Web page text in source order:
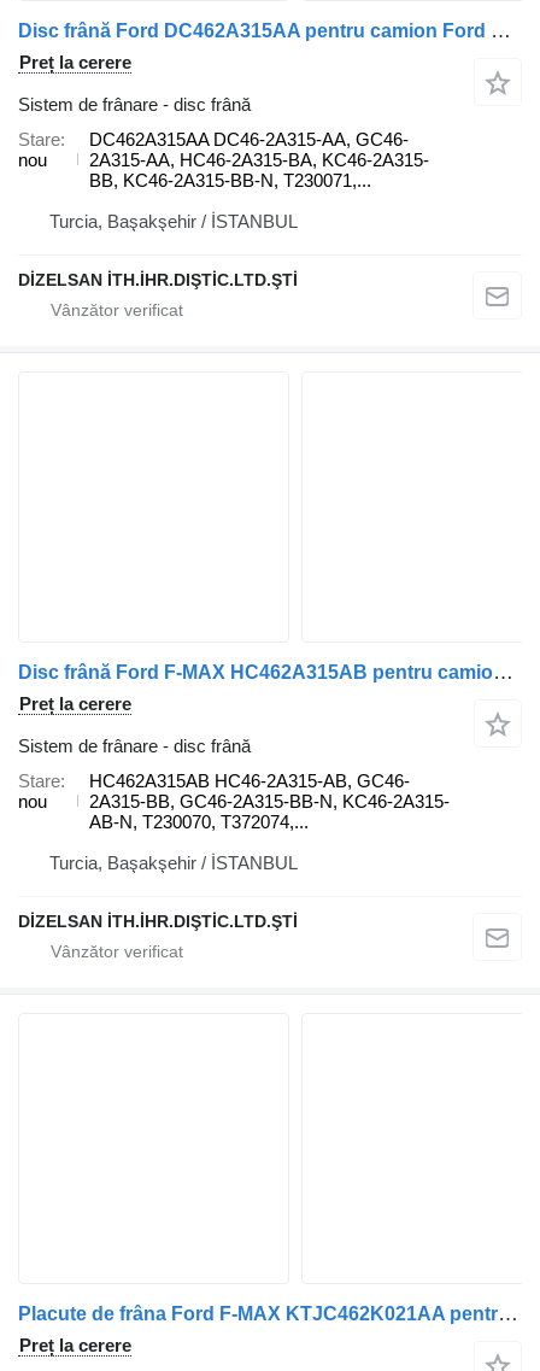
Disc frână Ford DC462A315AA pentru camion Ford F-MAX
Preț la cerere
Sistem de frânare - disc frână
Stare
nou
DC462A315AA DC46-2A315-AA, GC46-
2A315-AA, HC46-2A315-BA, KC46-2A315-
BB, KC46-2A315-BB-N, T230071,...
Turcia, Başakşehir / İSTANBUL
DİZELSAN İTH.İHR.DIŞTİC.LTD.ŞTİ
Disc frână Ford F-MAX HC462A315AB pentru camion Ford F-MAX
Preț la cerere
Sistem de frânare - disc frână
Stare
nou
HC462A315AB HC46-2A315-AB, GC46-
2A315-BB, GC46-2A315-BB-N, KC46-2A315-
AB-N, T230070, T372074,...
Turcia, Başakşehir / İSTANBUL
DİZELSAN İTH.İHR.DIŞTİC.LTD.ŞTİ
Placute de frâna Ford F-MAX KTJC462K021AA pentru camion Ford F-MAX
Preț la cerere